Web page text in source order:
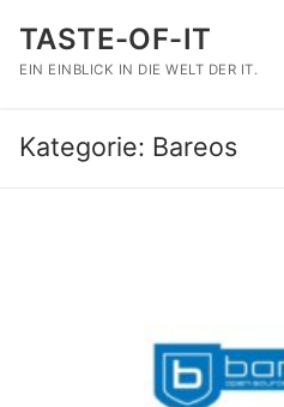
Inhalt
springen
TASTE-OF-IT
EIN EINBLICK IN DIE WELT DER IT.
Kategorie: Bareos